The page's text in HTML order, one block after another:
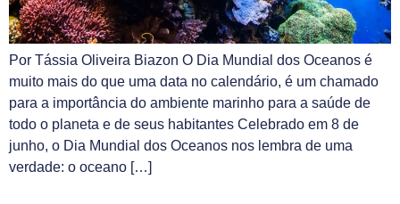
Por Tássia Oliveira Biazon O Dia Mundial dos Oceanos é
muito mais do que uma data no calendário, é um chamado
para a importância do ambiente marinho para a saúde de
todo o planeta e de seus habitantes Celebrado em 8 de
junho, o Dia Mundial dos Oceanos nos lembra de uma
verdade: o oceano […]